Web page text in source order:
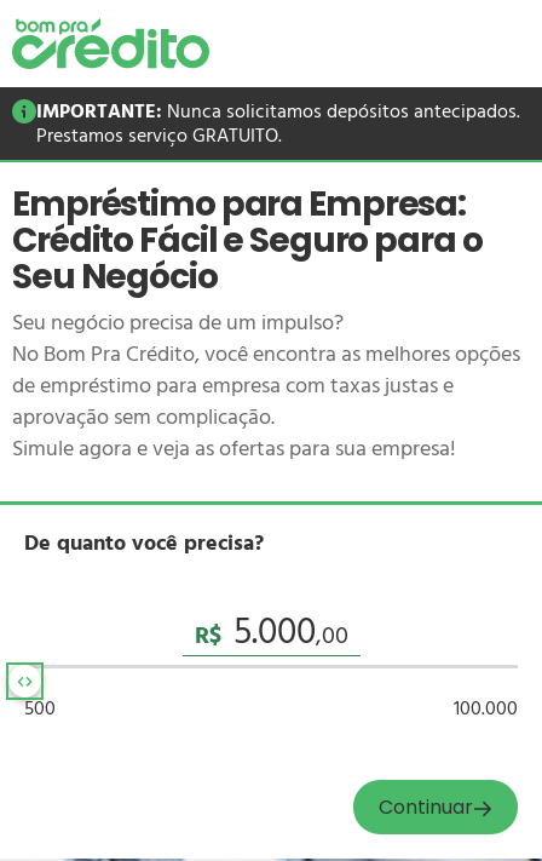
IMPORTANTE: Nunca solicitamos depósitos antecipados.
Prestamos serviço GRATUITO.
Empréstimo para Empresa:
Crédito Fácil e Seguro para o
Seu Negócio
Seu negócio precisa de um impulso?
No Bom Pra Crédito, você encontra as melhores opções
de empréstimo para empresa com taxas justas e
aprovação sem complicação.
Simule agora e veja as ofertas para sua empresa!
De quanto você precisa?
R$
500 100.000
Continuar